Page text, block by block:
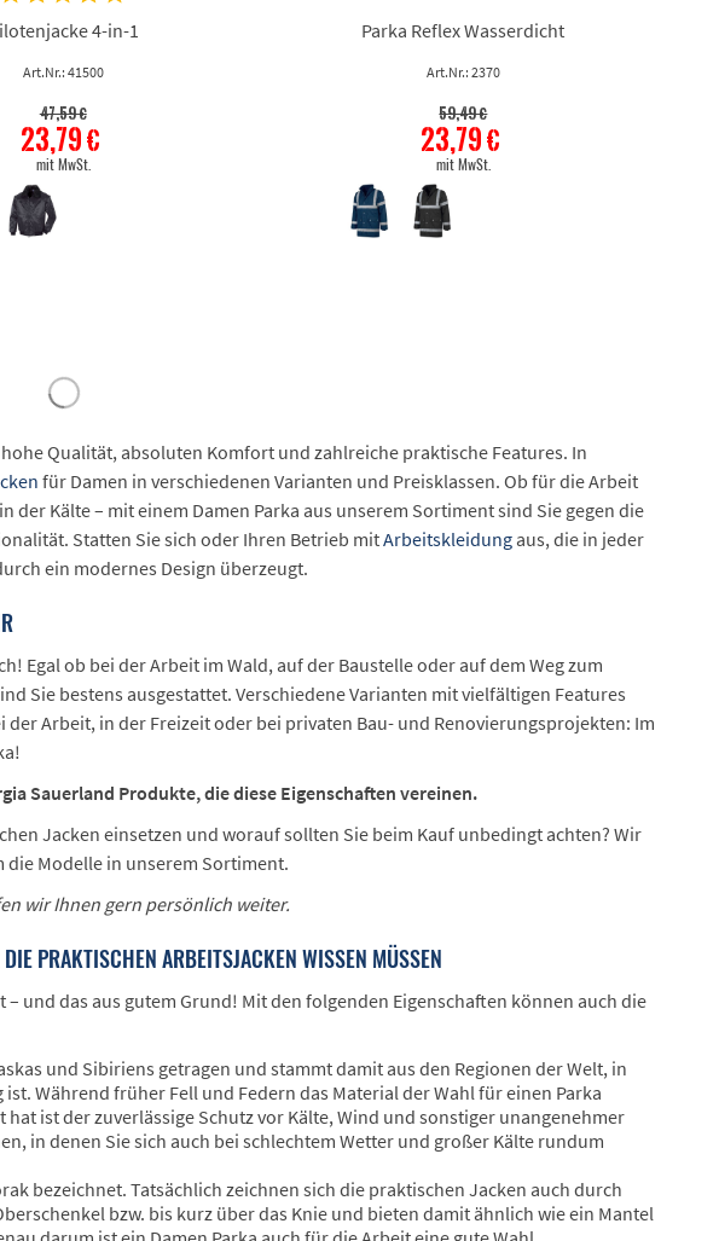
4-in-1
Art.Nr.: 41500
47,59 €
23,79 €
mit MwSt.
Parka Reflex Wasserdicht
Art.Nr.: 2370
59,49 €
23,79 €
mit MwSt.
Qualität, absoluten Komfort und zahlreiche praktische Features. In
für Damen in verschiedenen Varianten und Preisklassen. Ob für die Arbeit
Kälte – mit einem Damen Parka aus unserem Sortiment sind Sie gegen die
Statten Sie sich oder Ihren Betrieb mitArbeitskleidung aus, die in jeder
ein modernes Design überzeugt.
Egal ob bei der Arbeit im Wald, auf der Baustelle oder auf dem Weg zum
Sie bestens ausgestattet. Verschiedene Varianten mit vielfältigen Features
Arbeit, in der Freizeit oder bei privaten Bau- und Renovierungsprojekten: Im
Sauerland Produkte, die diese Eigenschaften vereinen.
Jacken einsetzen und worauf sollten Sie beim Kauf unbedingt achten? Wir
Modelle in unserem Sortiment.
wir Ihnen gern persönlich weiter.
PRAKTISCHEN ARBEITSJACKEN WISSEN MÜSSEN
und das aus gutem Grund! Mit den folgenden Eigenschaften können auch die
und Sibiriens getragen und stammt damit aus den Regionen der Welt, in
Während früher Fell und Federn das Material der Wahl für einen Parka
ist der zuverlässige Schutz vor Kälte, Wind und sonstiger unangenehmer
in denen Sie sich auch bei schlechtem Wetter und großer Kälte rundum
bezeichnet. Tatsächlich zeichnen sich die praktischen Jacken auch durch
bzw. bis kurz über das Knie und bieten damit ähnlich wie ein Mantel